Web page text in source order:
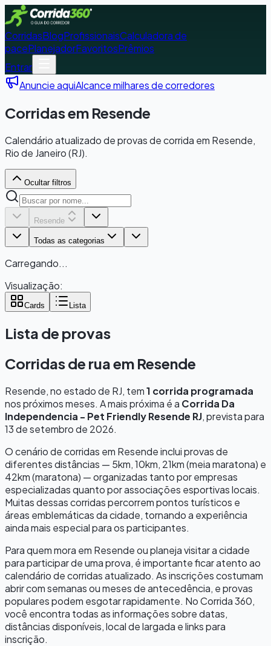
CorridasBlogProfissionaisCalculadora de
pacePlanejadorFavoritosPrêmios
Entrar
Anuncie aquiAlcance milhares de corredores
Corridas em Resende
Calendário atualizado de provas de corrida em Resende,
Rio de Janeiro (RJ).
Ocultar filtros
Resende
Todas as categorias
Carregando...
Visualização:
Cards Lista
Lista de provas
Corridas de rua em Resende
Resende, no estado de RJ, tem1 corrida programada
nos próximos meses. A mais próxima é a Corrida Da
Independencia - Pet Friendly Resende RJ, prevista para
13 de setembro de 2026.
O cenário de corridas em Resendeinclui provas de
diferentes distâncias — 5km, 10km, 21km (meia maratona) e
42km (maratona) — organizadas tanto por empresas
especializadas quanto por associações esportivas locais.
Muitas dessas corridas percorrem pontos turísticos e
áreas emblemáticas da cidade, tornando a experiência
ainda mais especial para os participantes.
Para quem mora em Resendeou planeja visitar a cidade
para participar de uma prova, é importante ficar atento ao
calendário de corridas atualizado. As inscrições costumam
abrir com semanas ou meses de antecedência, e provas
populares podem esgotar rapidamente. No Corrida 360,
você encontra todas as informações sobre datas,
distâncias disponíveis, local de largada e links para
inscrição.